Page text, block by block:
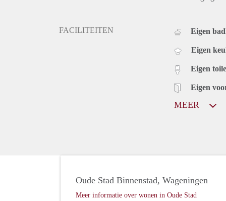
FACILITEITEN Eigen
Eigen
Eigen
Eigen
MEER
Oude Stad Binnenstad, Wageningen
Meer informatie over wonen in Oude Stad